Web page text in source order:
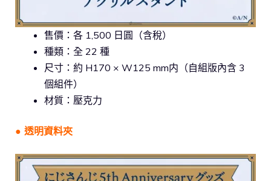
售價：各 1,500 日圓（含稅）
種類：全 22 種
尺寸：約 H170 × W125 mm内（自組版內含 3
個組件）
材質：壓克力
● 透明資料夾